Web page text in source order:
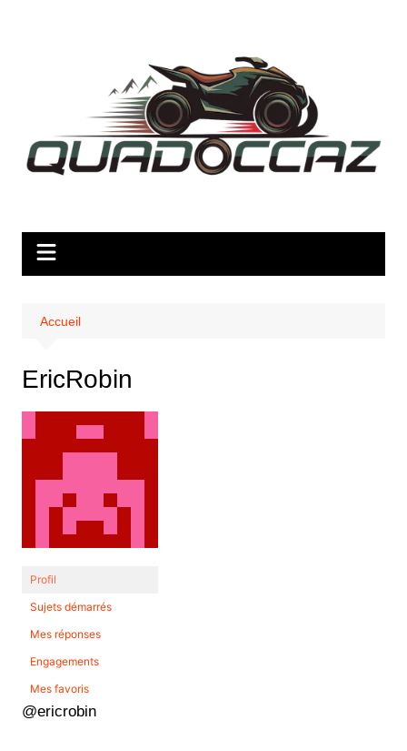
Accueil
EricRobin
Profil
Sujets démarrés
Mes réponses
Engagements
Mes favoris
@ericrobin